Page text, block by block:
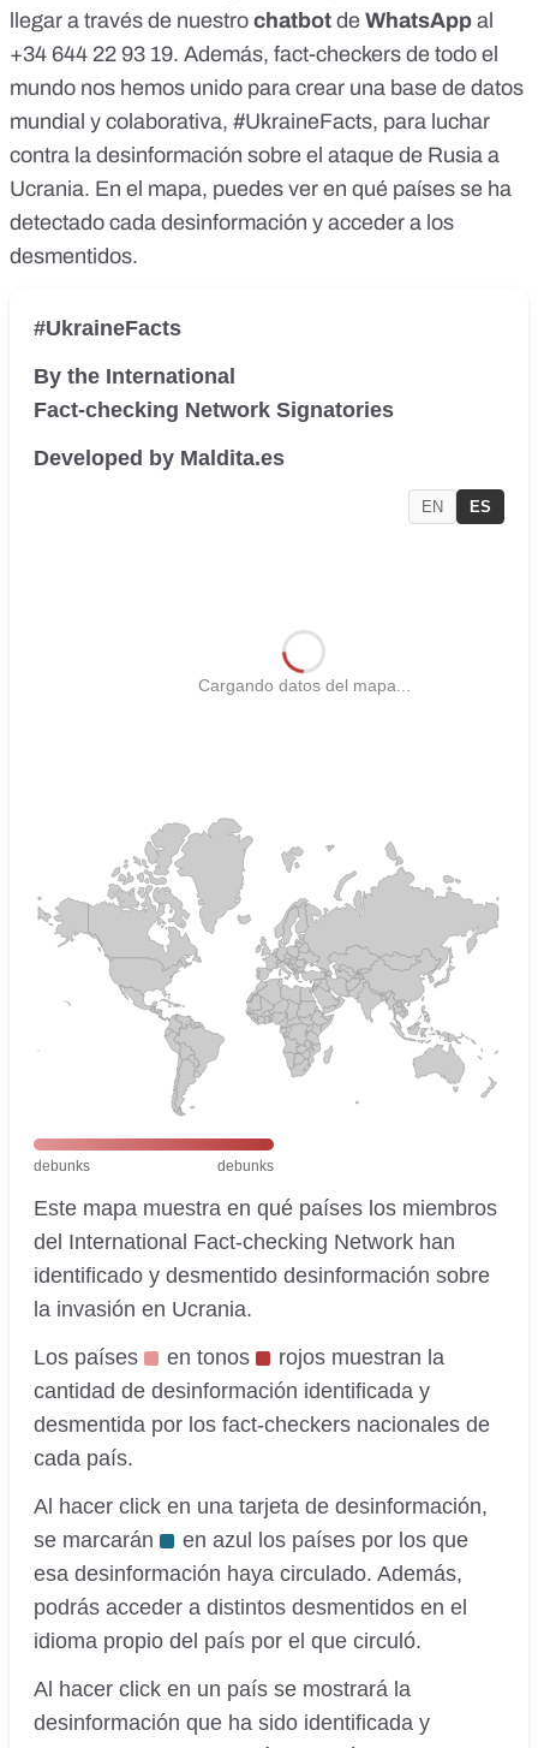
llegar a través de nuestro chatbot de WhatsApp al
+34 644 22 93 19. Además, fact-checkers de todo el
mundo nos hemos unido para crear una base de datos
mundial y colaborativa, #UkraineFacts, para luchar
contra la desinformación sobre el ataque de Rusia a
Ucrania. En el mapa, puedes ver en qué países se ha
detectado cada desinformación y acceder a los
desmentidos.
#UkraineFacts
By the International
Fact-checking Network Signatories
Developed by Maldita.es
EN ES
Cargando datos del mapa...
debunks debunks
Este mapa muestra en qué países los miembros
del International Fact-checking Network han
identificado y desmentido desinformación sobre
la invasión en Ucrania.
Los países
en tonos
rojos muestran la
cantidad de desinformación identificada y
desmentida por los fact-checkers nacionales de
cada país.
Al hacer click en una tarjeta de desinformación,
se marcarán
en azul los países por los que
esa desinformación haya circulado. Además,
podrás acceder a distintos desmentidos en el
idioma propio del país por el que circuló.
Al hacer click en un país se mostrará la
desinformación que ha sido identificada y